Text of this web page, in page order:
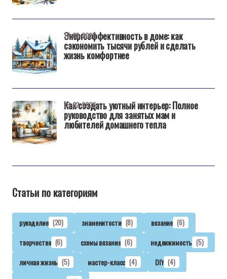
Энергоэффективность в доме: как
сэкономить тысячи рублей и сделать
жизнь комфортнее
17-02-2026
Как создать уютный интерьер: Полное
руководство для занятых мам и
любителей домашнего тепла
16-02-2026
Статьи по категориям
рукоделие (20) знаменитости (8) вязание (6)
творчество (6) схемы вязания (6) недвижимость (5)
личная жизнь (5) мастер-класс (4) DIY (4)